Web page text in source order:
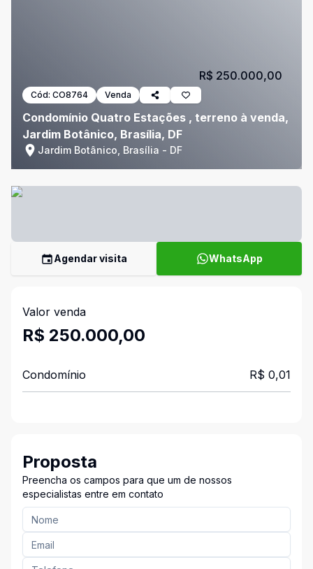
Cód: CO8764 Venda
Condomínio Quatro Estações , terreno à venda,
Jardim Botânico, Brasília, DF
Jardim Botânico, Brasília - DF
R$ 250.000,00
Agendar visita WhatsApp
Valor venda
R$ 250.000,00
Condomínio R$ 0,01
Proposta
Preencha os campos para que um de nossos
especialistas entre em contato